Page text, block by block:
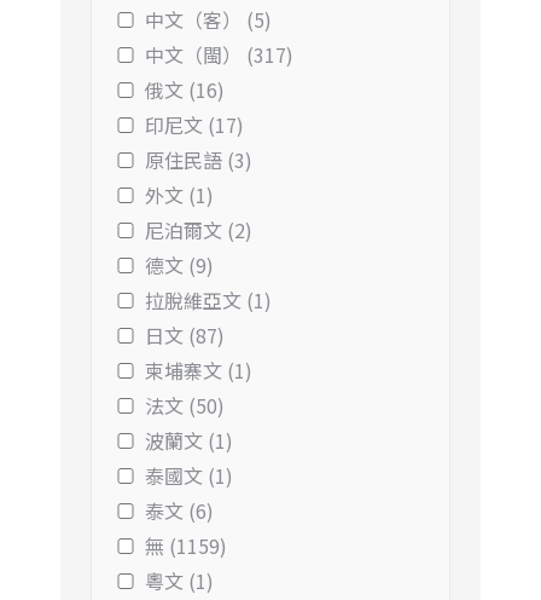
中文（客） (5)
中文（閩） (317)
俄文 (16)
印尼文 (17)
原住民語 (3)
外文 (1)
尼泊爾文 (2)
德文 (9)
拉脫維亞文 (1)
日文 (87)
柬埔寨文 (1)
法文 (50)
波蘭文 (1)
泰國文 (1)
泰文 (6)
無 (1159)
粵文 (1)